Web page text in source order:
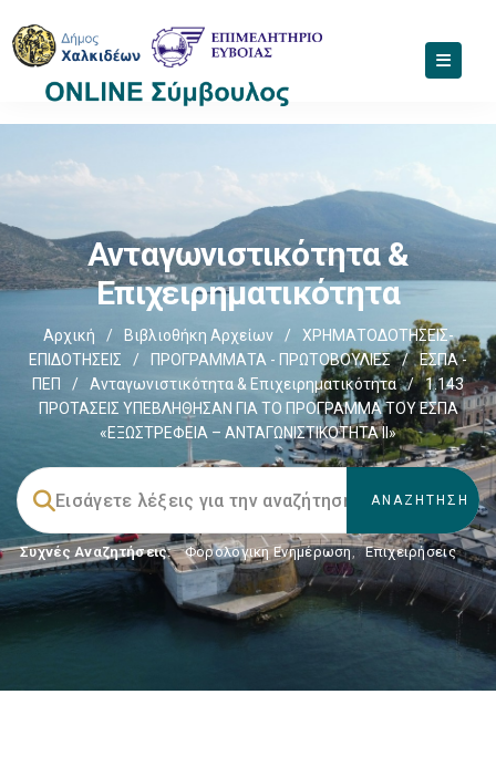
Ανταγωνιστικότητα &
Επιχειρηματικότητα
Αρχική / Βιβλιοθήκη Αρχείων /
ΧΡΗΜΑΤΟΔΟΤΗΣΕΙΣ-
ΕΠΙΔΟΤΗΣΕΙΣ
/ ΠΡΟΓΡΑΜΜΑΤΑ - ΠΡΩΤΟΒΟΥΛΙΕΣ /
ΕΣΠΑ -
ΠΕΠ
/ Ανταγωνιστικότητα & Επιχειρηματικότητα /
1.143
ΠΡΟΤΑΣΕΙΣ ΥΠΕΒΛΗΘΗΣΑΝ ΓΙΑ ΤΟ ΠΡΟΓΡΑΜΜΑ ΤΟΥ ΕΣΠΑ
«ΕΞΩΣΤΡΕΦΕΙΑ – ΑΝΤΑΓΩΝΙΣΤΙΚΟΤΗΤΑ ΙΙ»
Συχνές Αναζητήσεις: Φορολογικη Ενημέρωση, Επιχειρήσεις